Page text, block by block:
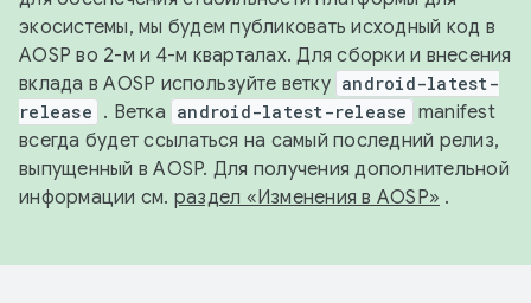
экосистемы, мы будем публиковать исходный код в
AOSP во 2-м и 4-м кварталах. Для сборки и внесения
вклада в AOSP используйте ветку android-latest-
release . Ветка android-latest-release manifest
всегда будет ссылаться на самый последний релиз,
выпущенный в AOSP. Для получения дополнительной
информации см. раздел «Изменения в AOSP» .